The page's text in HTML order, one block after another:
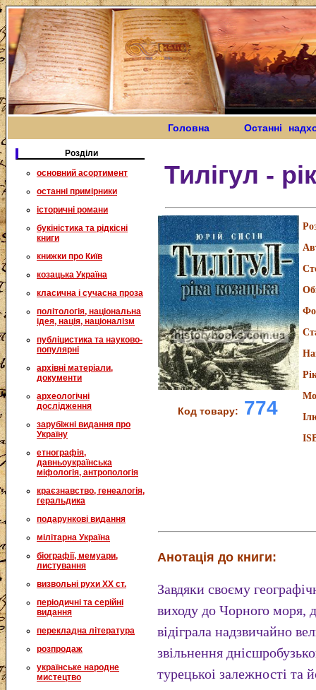
Головна Останні
Розділи
основний асортимент
останні примірники
історичні романи
букіністика та рідкісні
книги
книжки про Київ
козацька Україна
класична і сучасна проза
політологія, національна
ідея, нація, націоналізм
публіцистика та науково-
популярні
архівні матеріали,
документи
археологічні
дослідження
зарубіжні видання про
Україну
етнографія,
давньоукраїнська
міфологія, антропологія
краєзнавство, генеалогія,
геральдика
подарункові видання
мілітарна Україна
біографії, мемуари,
листування
визвольні рухи XX ст.
періодичні та серійні
видання
перекладна література
розпродаж
українське народне
мистецтво
Тилігул -
Код товару: 774
Анотація до книги:
Завдяки своєму
виходу до Чорного моря,
відіграла надзвичайно
звільнення
турецькоі залежності та